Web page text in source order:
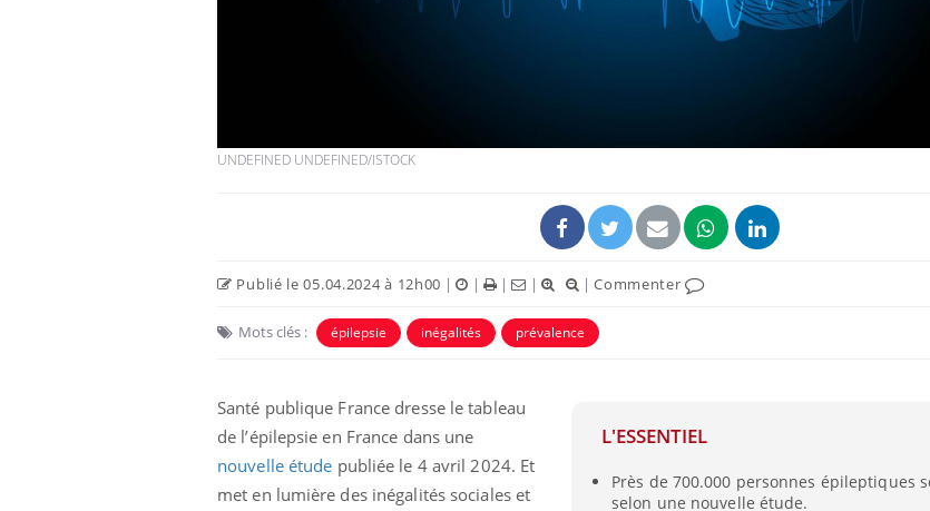
UNDEFINED UNDEFINED/ISTOCK
Publié le 05.04.2024 à 12h00 | | | | |Commenter
Mots clés : épilepsie inégalités prévalence
L'ESSENTIEL
Près de 700.000 personnes épileptiques
selon une nouvelle étude.
Santé publique France dresse le tableau
de l’épilepsie en France dans une
nouvelle étude publiée le 4 avril 2024. Et
met en lumière des inégalités sociales et
Eczéma Chronique des Mains :
Il y a des sujets qui sont faciles à aborder...
d'autres non ! D'un côté, poser des
questions sur la maladie d'un proche c'est
Carence en fer : comprendre pour
prévenir Youtube
même alopécie… Les symptômes de la
...